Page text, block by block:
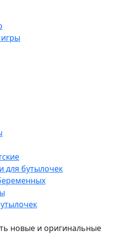
для бутылочек
новые и оригинальные